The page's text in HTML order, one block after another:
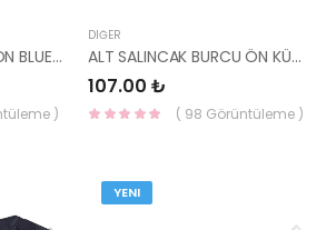
TAMPON ŞOK EMİCİ ÖN BLUE 86520-1R000-YS
)
DIĞER
ALT SALINCAK BURCU ÖN KÜÇÜK İ30/ELANTRA/CERATO 54551-3X000-YS
107.00 ₺
( 98 Görüntüleme )
YENI